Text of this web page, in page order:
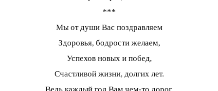
***
Мы от души Вас поздравляем
Здоровья, бодрости желаем,
Успехов новых и побед,
Счастливой жизни, долгих лет.